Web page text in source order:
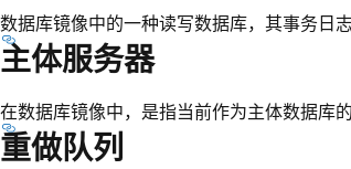
数据库镜像中的一种读写数据库，其事务日
主体服务器
在数据库镜像中，是指当前作为主体数据库
重做队列